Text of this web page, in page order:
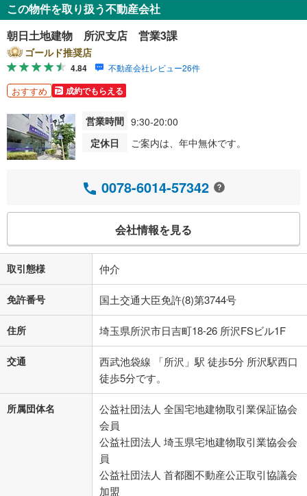
この物件を取り扱う不動産会社
朝日土地建物 所沢支店 営業3課
ゴールド推奨店
4.84 不動産会社レビュー26件
おすすめ 成約でもらえる
営業時間 9:30-20:00
定休日
ご案内は、年中無休です。
0078-6014-57342
会社情報を見る
取引態様 仲介
免許番号 国土交通大臣免許(8)第3744号
住所 埼玉県所沢市日吉町18-26 所沢FSビル1F
交通
西武池袋線 「所沢」駅 徒歩5分 所沢駅西口
徒歩5分です。
所属団体名
公益社団法人 全国宅地建物取引業保証協会
会員
公益社団法人 埼玉県宅地建物取引業協会会
員
公益社団法人 首都圏不動産公正取引協議会
加盟